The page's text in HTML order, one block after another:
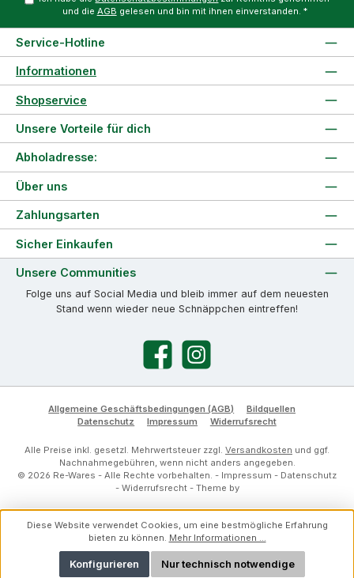
und die AGB gelesen und bin mit ihnen einverstanden. *
Service-Hotline
Informationen
Shopservice
Unsere Vorteile für dich
Über uns
Zahlungsarten
Abholadresse:
Sicher Einkaufen
Unsere Communities
Folge uns auf Social Media und bleib immer auf dem neuesten
Stand wenn wieder neue Schnäppchen eintreffen!
FacebookInstagram
Allgemeine Geschäftsbedingungen (AGB)
Bildquellen
Datenschutz
Impressum Widerrufsrecht
Alle Preise inkl. gesetzl. Mehrwertsteuer zzgl. Versandkosten und ggf.
Nachnahmegebühren, wenn nicht anders angegeben.
© 2026 Re-Wares - Alle Rechte vorbehalten. - Impressum - Datenschutz
- Widerrufsrecht- Theme by
Diese Website verwendet Cookies, um eine bestmögliche Erfahrung
bieten zu können. Mehr Informationen ...
Nur technisch notwendige
Konfigurieren